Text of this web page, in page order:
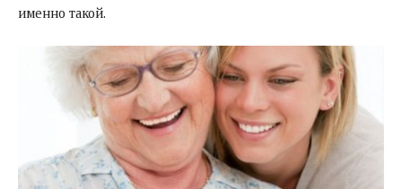
именно такой.